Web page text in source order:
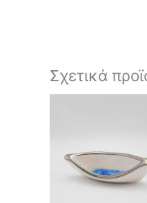
Σχετικά